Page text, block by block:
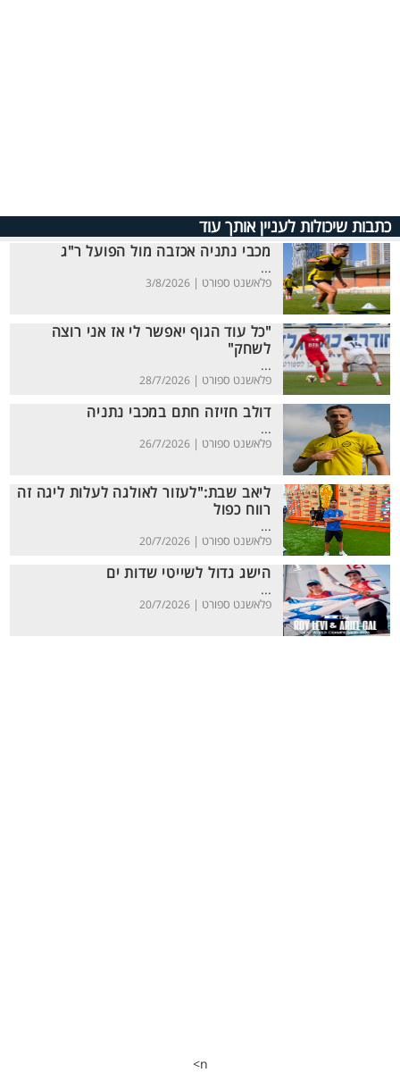
כתבות שיכולות לעניין אותך עוד
מכבי נתניה אכזבה מול הפועל ר"ג
...
פלאשנט ספורט | 3/8/2026
"כל עוד הגוף יאפשר לי אז אני רוצה
לשחק"
...
פלאשנט ספורט | 28/7/2026
דולב חזיזה חתם במכבי נתניה
...
פלאשנט ספורט | 26/7/2026
ליאב שבת:"לעזור לאולגה לעלות ליגה זה
רווח כפול
...
פלאשנט ספורט | 20/7/2026
הישג גדול לשייטי שדות ים
...
פלאשנט ספורט | 20/7/2026
n>